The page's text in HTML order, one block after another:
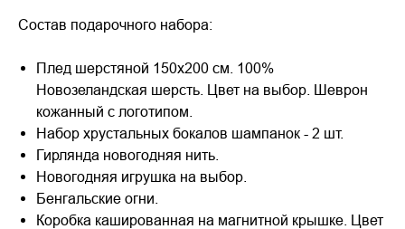
Состав подарочного набора:
Плед шерстяной 150х200 см. 100%
Новозеландская шерсть. Цвет на выбор. Шеврон
кожанный с логотипом.
Набор хрустальных бокалов шампанок - 2 шт.
Гирлянда новогодняя нить.
Новогодняя игрушка на выбор.
Бенгальские огни.
Коробка кашированная на магнитной крышке. Цвет